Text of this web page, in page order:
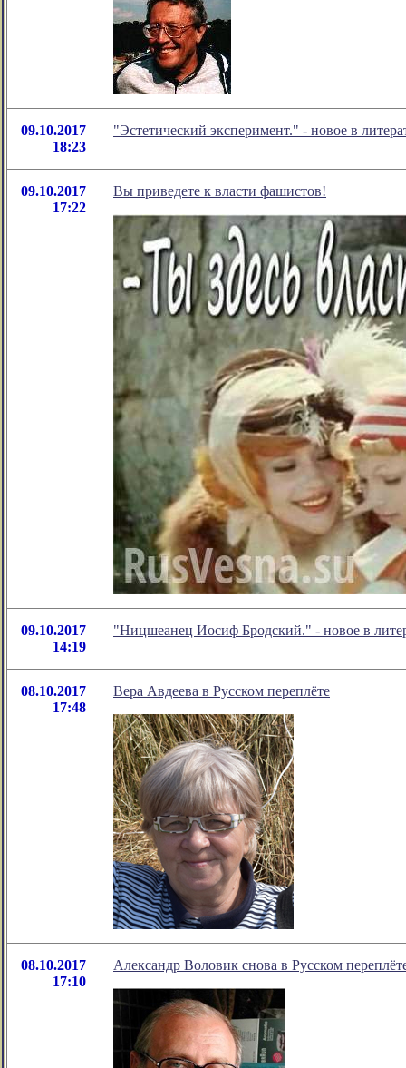
09.10.2017
18:23
"Эстетический эксперимент." - новое в
09.10.2017
17:22
Вы приведете к власти фашистов!
09.10.2017
14:19
"Ницшеанец Иосиф Бродский." - новое в
08.10.2017
17:48
Вера Авдеева в Русском переплёте
08.10.2017
17:10
Александр Воловик снова в Русском